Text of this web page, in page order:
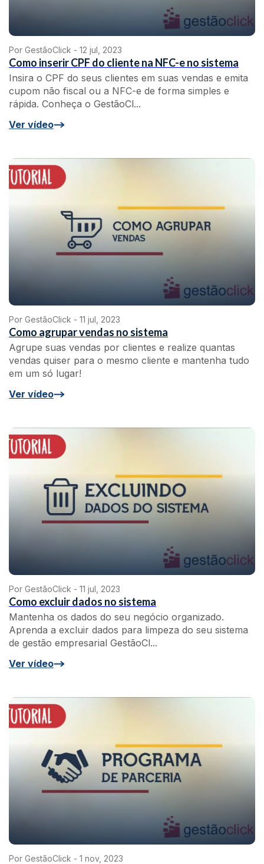
Por GestãoClick - 12 jul, 2023
Como inserir CPF do cliente na NFC-e no sistema
Insira o CPF do seus clientes em suas vendas e emita
cupom não fiscal ou a NFC-e de forma simples e
rápida. Conheça o GestãoCl...
Ver vídeo
Por GestãoClick - 11 jul, 2023
Como agrupar vendas no sistema
Agrupe suas vendas por clientes e realize quantas
vendas quiser para o mesmo cliente e mantenha tudo
em um só lugar!
Ver vídeo
Por GestãoClick - 11 jul, 2023
Como excluir dados no sistema
Mantenha os dados do seu negócio organizado.
Aprenda a excluir dados para limpeza do seu sistema
de gestão empresarial GestãoCl...
Ver vídeo
Por GestãoClick - 1 nov, 2023